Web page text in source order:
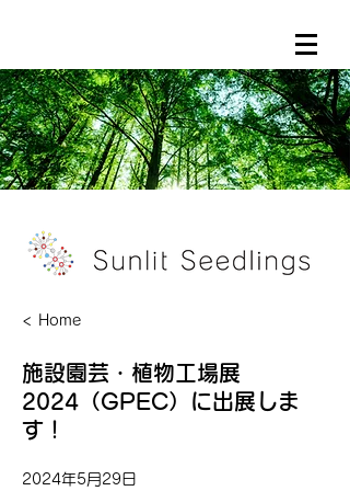
< Home
施設園芸・植物工場展
2024（GPEC）に出展しま
す！
2024年5月29日